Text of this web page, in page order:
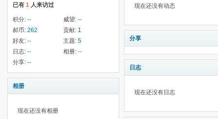
已有 1 人来访过
积分: -- 威望: --
郝币: 262 贡献: 1
好友: -- 主题: 5
日志: -- 相册: --
分享: --
相册
现在还没有相册
现在还没有动态
分享
日志
现在还没有日志